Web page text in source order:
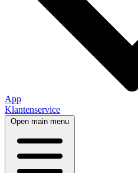
App
Klantenservice
Open main menu